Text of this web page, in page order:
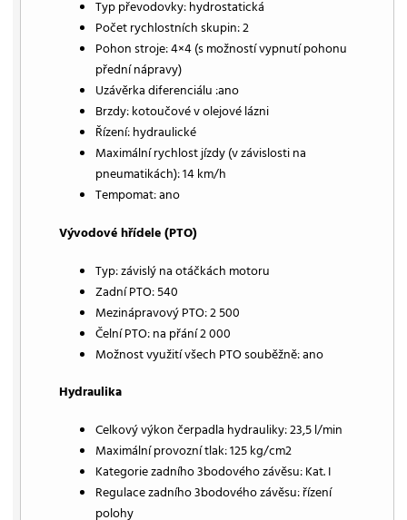
Typ převodovky: hydrostatická
Počet rychlostních skupin: 2
Pohon stroje: 4×4 (s možností vypnutí pohonu
přední nápravy)
Uzávěrka diferenciálu :ano
Brzdy: kotoučové v olejové lázni
Řízení: hydraulické
Maximální rychlost jízdy (v závislosti na
pneumatikách): 14 km/h
Tempomat: ano
Vývodové hřídele (PTO)
Typ: závislý na otáčkách motoru
Zadní PTO: 540
Mezinápravový PTO: 2 500
Čelní PTO: na přání 2 000
Možnost využití všech PTO souběžně: ano
Hydraulika
Celkový výkon čerpadla hydrauliky: 23,5 l/min
Maximální provozní tlak: 125 kg/cm2
Kategorie zadního 3bodového závěsu: Kat. I
Regulace zadního 3bodového závěsu: řízení
polohy